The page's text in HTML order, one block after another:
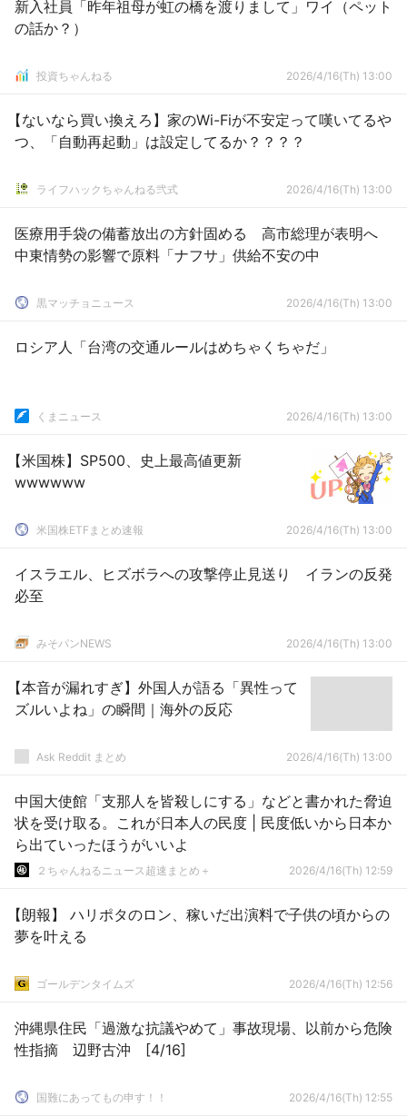
新入社員「昨年祖母が虹の橋を渡りまして」ワイ（ペット
の話か？）
投資ちゃんねる 2026/4/16(Th) 13:00
【ないなら買い換えろ】家のWi-Fiが不安定って嘆いてるや
つ、「自動再起動」は設定してるか？？？？
ライフハックちゃんねる弐式 2026/4/16(Th) 13:00
医療用手袋の備蓄放出の方針固める 高市総理が表明へ
中東情勢の影響で原料「ナフサ」供給不安の中
黒マッチョニュース 2026/4/16(Th) 13:00
ロシア人「台湾の交通ルールはめちゃくちゃだ」
くまニュース 2026/4/16(Th) 13:00
【米国株】SP500、史上最高値更新
wwwwww
米国株ETFまとめ速報 2026/4/16(Th) 13:00
イスラエル、ヒズボラへの攻撃停止見送り イランの反発
必至
みそパンNEWS 2026/4/16(Th) 13:00
【本音が漏れすぎ】外国人が語る「異性って
ズルいよね」の瞬間｜海外の反応
Ask Reddit まとめ 2026/4/16(Th) 13:00
中国大使館「支那人を皆殺しにする」などと書かれた脅迫
状を受け取る。これが日本人の民度 | 民度低いから日本か
ら出ていったほうがいいよ
２ちゃんねるニュース超速まとめ＋ 2026/4/16(Th) 12:59
【朗報】 ハリポタのロン、稼いだ出演料で子供の頃からの
夢を叶える
ゴールデンタイムズ 2026/4/16(Th) 12:56
沖縄県住民「過激な抗議やめて」事故現場、以前から危険
性指摘 辺野古沖 [4/16]
国難にあってもの申す！！ 2026/4/16(Th) 12:55